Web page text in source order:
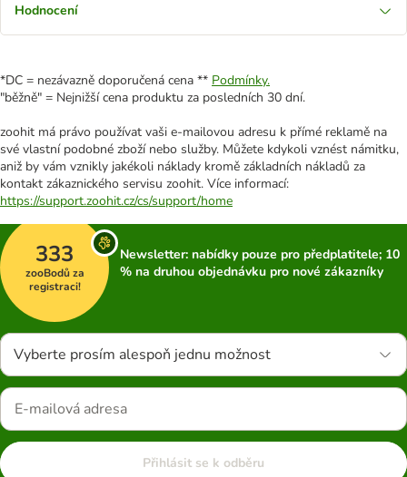
Hodnocení
*DC = nezávazně doporučená cena ** Podmínky.
"běžně" = Nejnižší cena produktu za posledních 30 dní.
zoohit má právo používat vaši e-mailovou adresu k přímé reklamě na
své vlastní podobné zboží nebo služby. Můžete kdykoli vznést námitku,
aniž by vám vznikly jakékoli náklady kromě základních nákladů za
kontakt zákaznického servisu zoohit. Více informací:
https://support.zoohit.cz/cs/support/home
333
zooBodů za
registraci!
Newsletter: nabídky pouze pro předplatitele; 10
% na druhou objednávku pro nové zákazníky
Vyberte prosím alespoň jednu možnost
Přihlásit se k odběru